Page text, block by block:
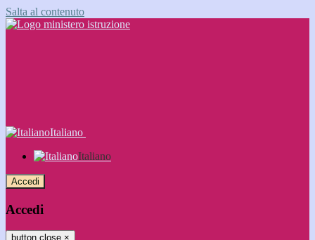
Salta al contenuto
Italiano
Italiano
Accedi
Accedi
button close ×